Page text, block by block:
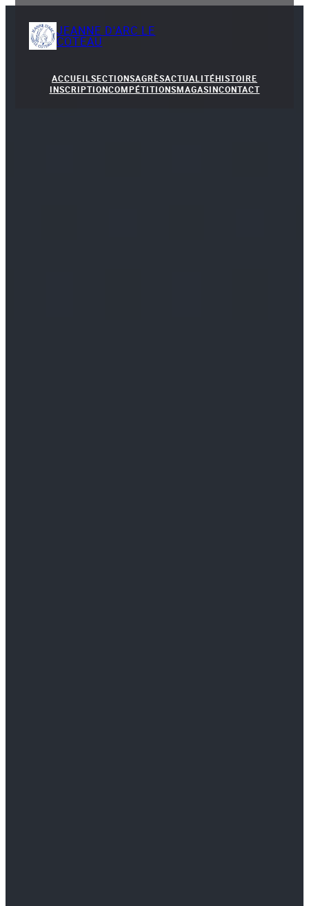
JEANNE D'ARC LE
COTEAU
ACCUEIL SECTIONSAGRÈSACTUALITÉHISTOIRE
INSCRIPTIONCOMPÉTITIONSMAGASINCONTACT